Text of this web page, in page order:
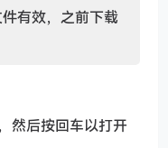
有效，之前下载
，然后按回车以打开